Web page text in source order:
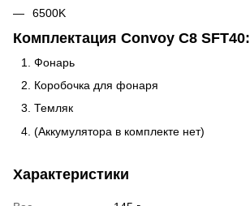
6500K
Комплектация Convoy C8 SFT40:
Фонарь
Коробочка для фонаря
Темляк
(Аккумулятора в комплекте нет)
Характеристики